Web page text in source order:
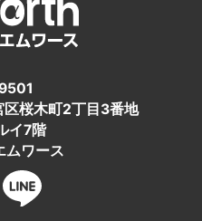
桜木町2丁目3番地
イ7階
ムワース